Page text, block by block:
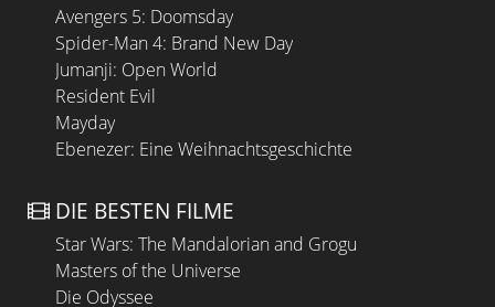
Avengers 5: Doomsday
Spider-Man 4: Brand New Day
Jumanji: Open World
Resident Evil
Mayday
Ebenezer: Eine Weihnachtsgeschichte
DIE BESTEN FILME
Star Wars: The Mandalorian and Grogu
Masters of the Universe
Die Odyssee